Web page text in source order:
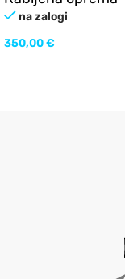
UPOGIB TRUPA
(rabljeno)
na zalogi
350,00€